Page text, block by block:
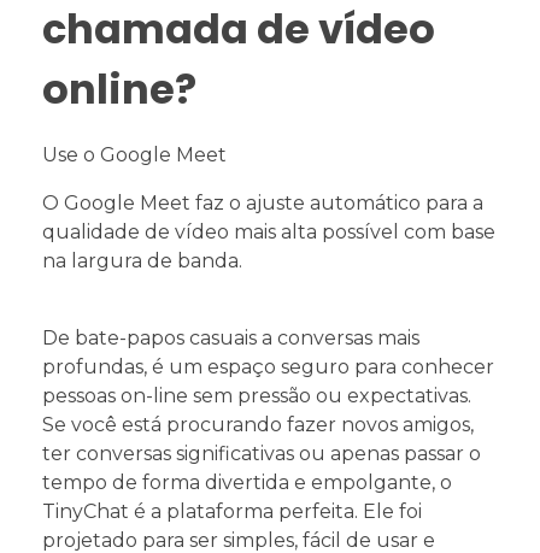
chamada de vídeo
online?
Use o Google Meet
O Google Meet faz o ajuste automático para a
qualidade de vídeo mais alta possível com base
na largura de banda.
De bate-papos casuais a conversas mais
profundas, é um espaço seguro para conhecer
pessoas on-line sem pressão ou expectativas.
Se você está procurando fazer novos amigos,
ter conversas significativas ou apenas passar o
tempo de forma divertida e empolgante, o
TinyChat é a plataforma perfeita. Ele foi
projetado para ser simples, fácil de usar e